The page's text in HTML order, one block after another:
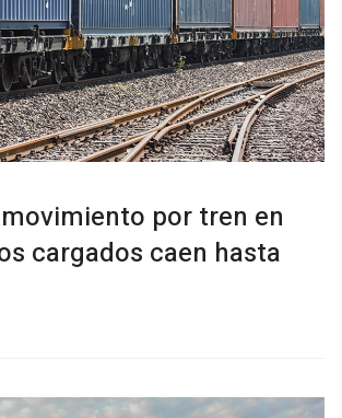
por tren en
cargados caen hasta